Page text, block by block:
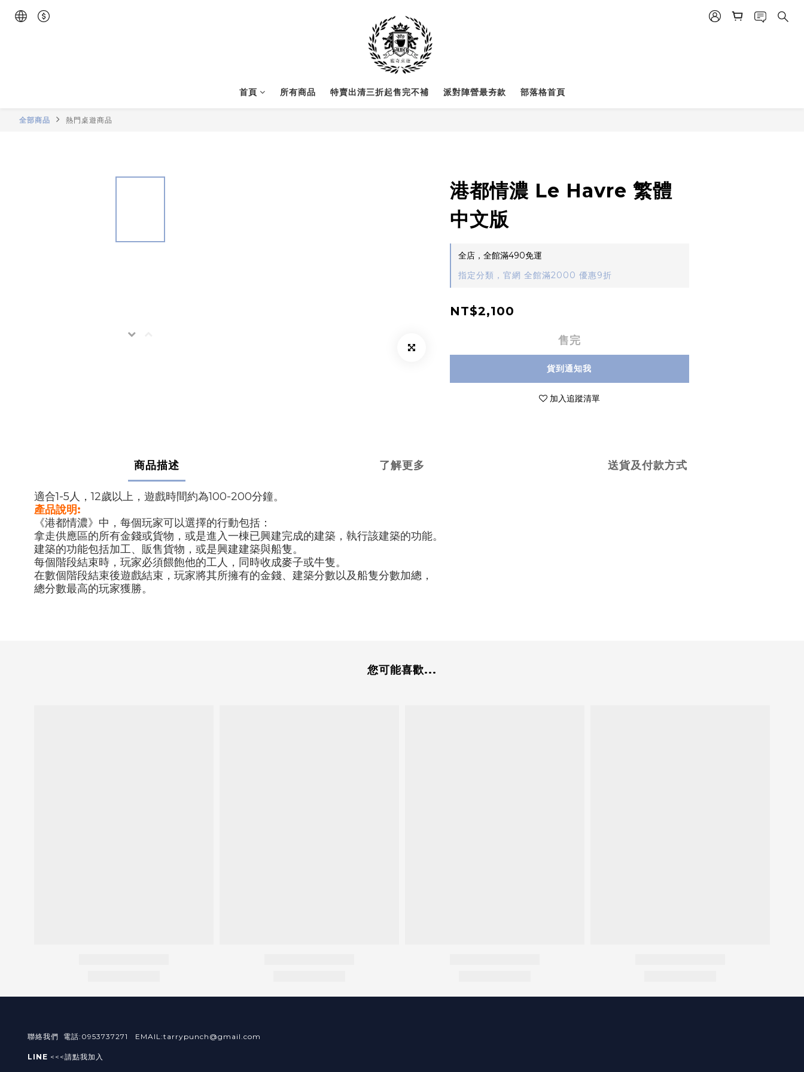
首頁 所有商品 特賣出清三折起售完不補 派對陣營最夯款 部落格首頁
全部商品 熱門桌遊商品
港都情濃 Le Havre 繁體
中文版
全店，全館滿490免運
指定分類，官網 全館滿2000 優惠9折
NT$2,100
售完
貨到通知我
加入追蹤清單
商品描述 了解更多 送貨及付款方式
適合1-5人，12歲以上，遊戲時間約為100-200分鐘。
產品說明:
《港都情濃》中，每個玩家可以選擇的行動包括：
拿走供應區的所有金錢或貨物，或是進入一棟已興建完成的建築，執行該建築的功能。
建築的功能包括加工、販售貨物，或是興建建築與船隻。
每個階段結束時，玩家必須餵飽他的工人，同時收成麥子或牛隻。
在數個階段結束後遊戲結束，玩家將其所擁有的金錢、建築分數以及船隻分數加總，
總分數最高的玩家獲勝。
您可能喜歡...
聯絡我們 電話:0953737271 EMAIL:tarrypunch@gmail.com
LINE <<<請點我加入